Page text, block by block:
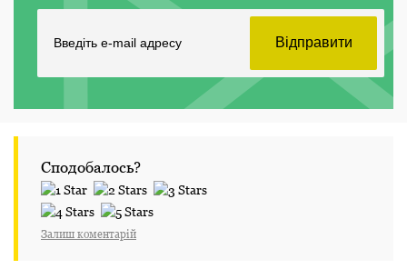
Сподобалось?
Залиш коментарій